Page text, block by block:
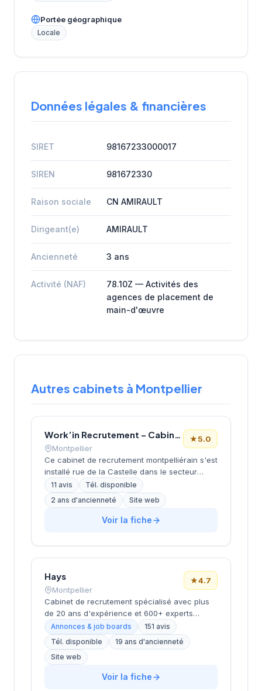
Portée géographique
Locale
Données légales & financières
SIRET 98167233000017
SIREN 981672330
Raison sociale CN AMIRAULT
Dirigeant(e) AMIRAULT
Ancienneté 3 ans
Activité (NAF)
78.10Z — Activités des
agences de placement de
main-d'œuvre
Autres cabinets à Montpellier
Work’in Recrutement – Cabinet de recrutement informatique à Montpellier
Montpellier
★5.0
Ce cabinet de recrutement montpelliérain s'est
installé rue de la Castelle dans le secteur
dynamique de la métropole. La structure
développe ses activités de conseil en
recrutement en s'appuyant sur une approche
personnalisée et des outils digitaux modernes.
le cabinet témoigne d'un niveau de
satisfaction élevé de sa clientèle.
11 avis
Tél. disponible
2 ans d'ancienneté
Site web
Voir la fiche
Hays
Montpellier
★4.7
Cabinet de recrutement spécialisé avec plus
de 20 ans d'expérience et 600+ experts
répartis dans 17 bureaux en France. Propose
des services de recrutement
CDI/CDD/freelance, études de rémunérations
et conseils en carrière. Positionnement en tant
que partenaire de carrière durable mettant
l'humain au cœur de sa mission. Note Google
Annonces & job boards
151 avis
Tél. disponible
19 ans d'ancienneté
Site web
Voir la fiche